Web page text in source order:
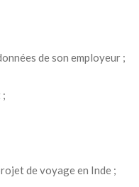
de son employeur ;
;
de voyage en Inde ;